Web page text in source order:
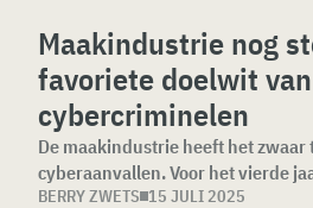
Maakindustrie nog
favoriete doelwit van
cybercriminelen
De maakindustrie heeft het
cyberaanvallen. Voor het vierde
BERRY ZWETS 15 JULI 2025